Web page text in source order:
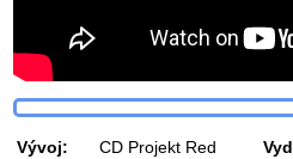
Vývoj: CD Projekt Red